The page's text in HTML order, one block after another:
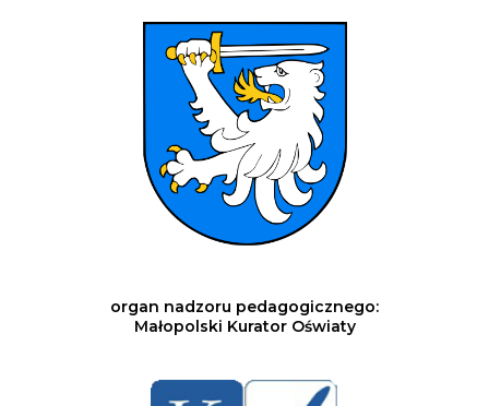
organ nadzoru pedagogicznego:
Małopolski Kurator Oświaty